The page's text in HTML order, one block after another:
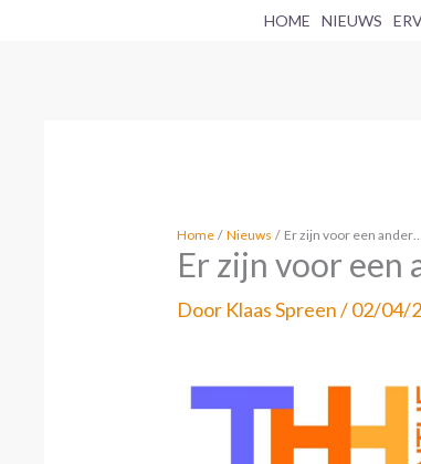
HOME NIEUWS
Home Nieuws Er zijn voor een ander…
Er zijn voor een
Door Klaas Spreen/02/04/